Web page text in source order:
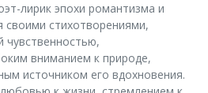
лирик эпохи романтизма и
своими стихотворениями,
вниманием к природе,
источником его вдохновения.